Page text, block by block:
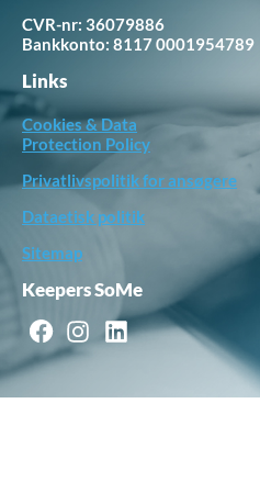
CVR-nr: 36079886
Bankkonto: 8117 0001954789
Links
Cookies & Data
Protection Policy
Privatlivspolitik for ansøgere
Dataetisk politik
Sitemap
Keepers SoMe